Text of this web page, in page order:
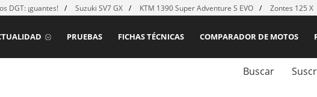
DGT: ¡guantes! Suzuki SV7 GX KTM 1390 Super Adventure S EVO Zontes 125 X
COMPARADOR DE MOTOS
FICHAS TÉCNICAS
PRUEBAS
Buscar